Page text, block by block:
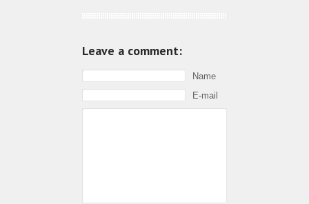
Leave a comment:
Name
E-mail